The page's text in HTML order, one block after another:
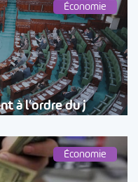
Économie
à l’ordre du j
Économie